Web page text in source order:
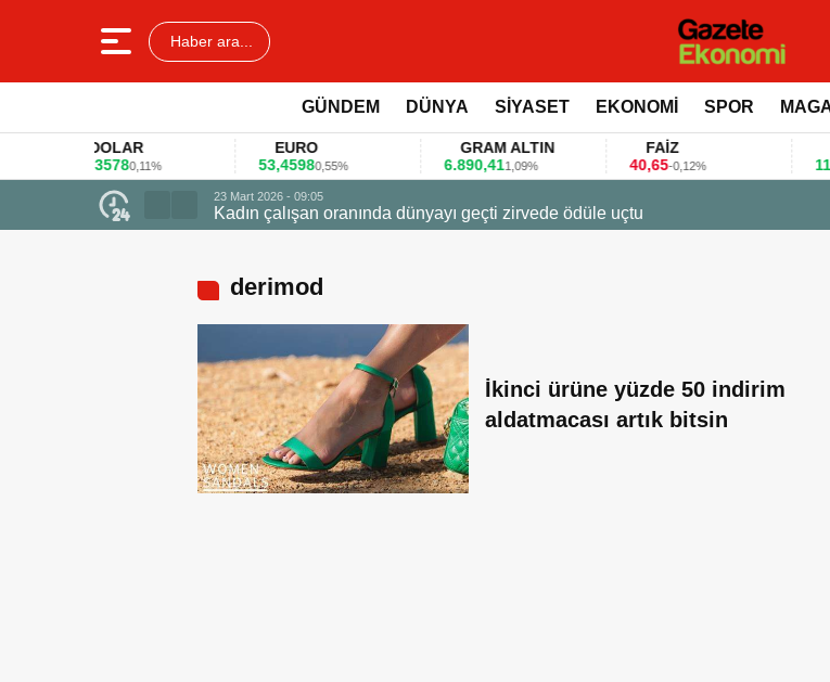
Haber ara...
GÜNDEM DÜNYA SİYASET EKONOMİ SPOR
DOLAR
0,11%
EURO
53,45980,55%
GRAM ALTIN
6.890,411,09% -0,12%
117,77
23 Mart 2026 - 09:05
Kadın çalışan oranında dünyayı geçti zirvede ödüle uçtu
derimod
İkinci ürüne yüzde 50 indirim
aldatmacası artık bitsin